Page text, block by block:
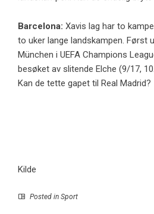
Barcelona: Xavis lag har to
to uker lange landskampen. Først
München i UEFA Champions
besøket av slitende Elche (9/17,
Kan de tette gapet til Real Madrid?
Kilde
Posted in Sport